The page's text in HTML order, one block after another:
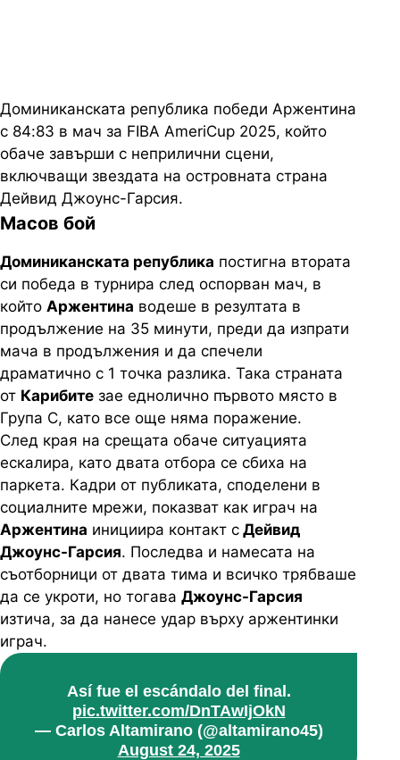
Доминиканската република победи Аржентина
с 84:83 в мач за FIBA ​​ AmeriCup 2025, който
обаче завърши с неприлични сцени,
включващи звездата на островната страна
Дейвид Джоунс-Гарсия.
Масов бой
Доминиканската република постигна втората
си победа в турнира след оспорван мач, в
който Аржентина водеше в резултата в
продължение на 35 минути, преди да изпрати
мача в продължения и да спечели
драматично с 1 точка разлика. Така страната
от Карибите зае еднолично първото място в
Група С, като все още няма поражение.
След края на срещата обаче ситуацията
ескалира, като двата отбора се сбиха на
паркета. Кадри от публиката, споделени в
социалните мрежи, показват как играч на
Аржентина инициира контакт с Дейвид
Джоунс-Гарсия. Последва и намесата на
съотборници от двата тима и всичко трябваше
да се укроти, но тогава Джоунс-Гарсия
изтича, за да нанесе удар върху аржентинки
играч.
Así fue el escándalo del final.
pic.twitter.com/DnTAwIjOkN
— Carlos Altamirano (@altamirano45)
August 24, 2025